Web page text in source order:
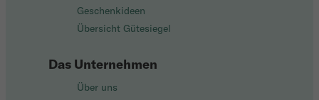
Geschenkideen
Übersicht Gütesiegel
Das Unternehmen
Über uns